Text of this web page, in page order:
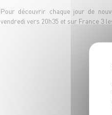
Pour découvrir chaque jour de
vendredi vers 20h35 et sur France 3